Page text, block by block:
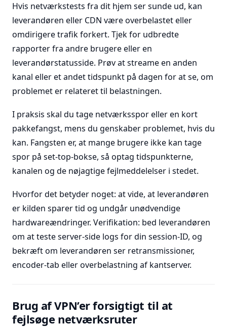
Hvis netværkstests fra dit hjem ser sunde ud, kan
leverandøren eller CDN være overbelastet eller
omdirigere trafik forkert. Tjek for udbredte
rapporter fra andre brugere eller en
leverandørstatusside. Prøv at streame en anden
kanal eller et andet tidspunkt på dagen for at se, om
problemet er relateret til belastningen.
I praksis skal du tage netværksspor eller en kort
pakkefangst, mens du genskaber problemet, hvis du
kan. Fangsten er, at mange brugere ikke kan tage
spor på set-top-bokse, så optag tidspunkterne,
kanalen og de nøjagtige fejlmeddelelser i stedet.
Hvorfor det betyder noget: at vide, at leverandøren
er kilden sparer tid og undgår unødvendige
hardwareændringer. Verifikation: bed leverandøren
om at teste server-side logs for din session-ID, og
bekræft om leverandøren ser retransmissioner,
encoder-tab eller overbelastning af kantserver.
Brug af VPN’er forsigtigt til at
fejlsøge netværksruter